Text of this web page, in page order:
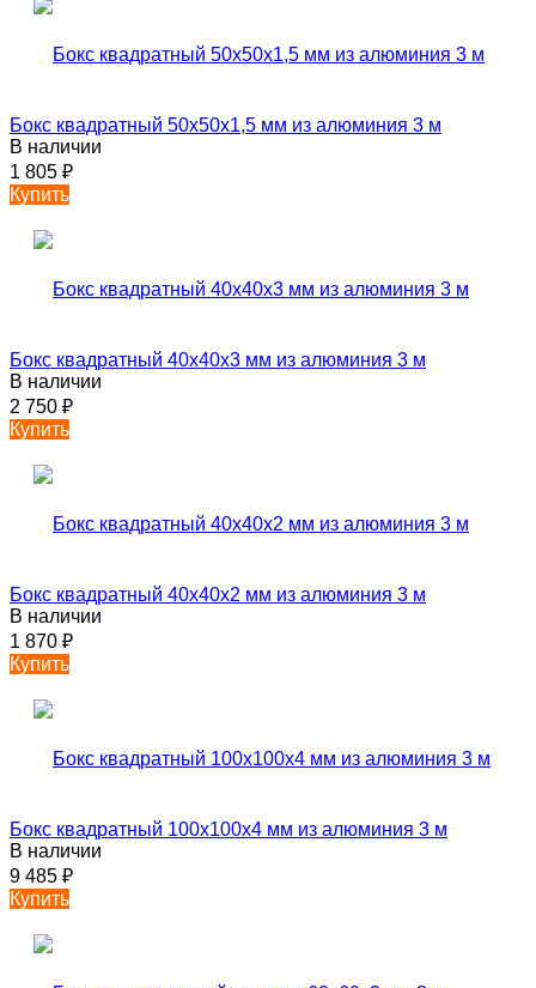
Бокс квадратный 50х50х1,5 мм из алюминия 3 м
В наличии
1 805 ₽
Купить
Бокс квадратный 40х40х3 мм из алюминия 3 м
В наличии
2 750 ₽
Купить
Бокс квадратный 40х40х2 мм из алюминия 3 м
В наличии
1 870 ₽
Купить
Бокс квадратный 100х100х4 мм из алюминия 3 м
В наличии
9 485 ₽
Купить